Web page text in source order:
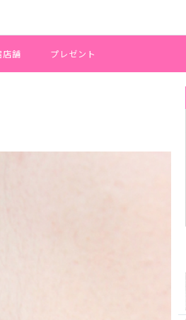
店舗 プレゼント